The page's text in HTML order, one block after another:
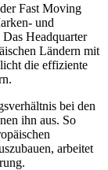
Fast Moving
und
Headquarter
Ländern mit
die effiziente
bei den
ihn aus. So
arbeitet